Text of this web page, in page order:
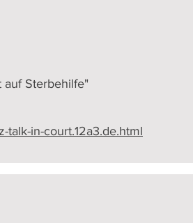
in-court.12a3.de.html
auf Sterbehilfe"